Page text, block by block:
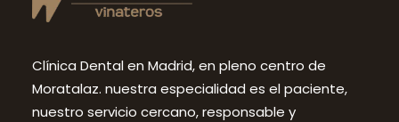
Clínica Dental en Madrid, en pleno centro de
Moratalaz. nuestra especialidad es el paciente,
nuestro servicio cercano, responsable y